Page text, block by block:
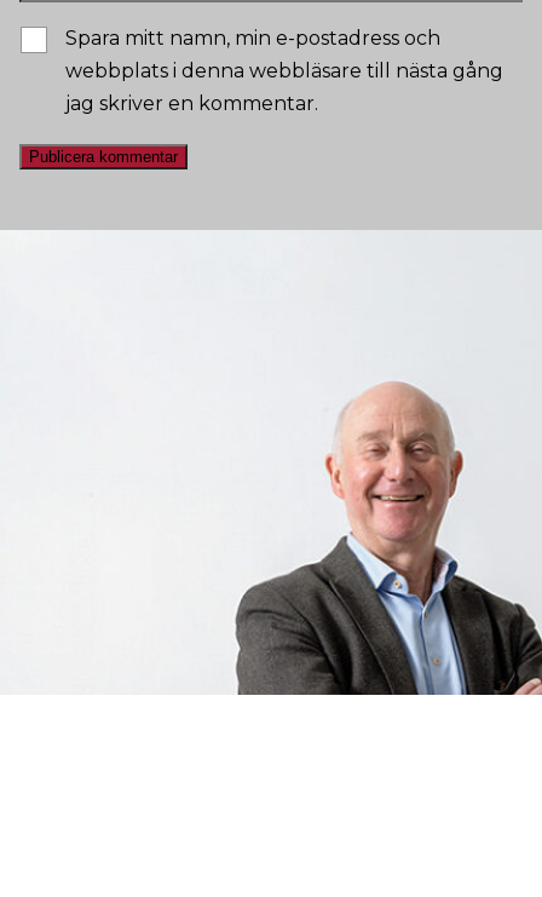
Spara mitt namn, min e-postadress och
webbplats i denna webbläsare till nästa gång
jag skriver en kommentar.